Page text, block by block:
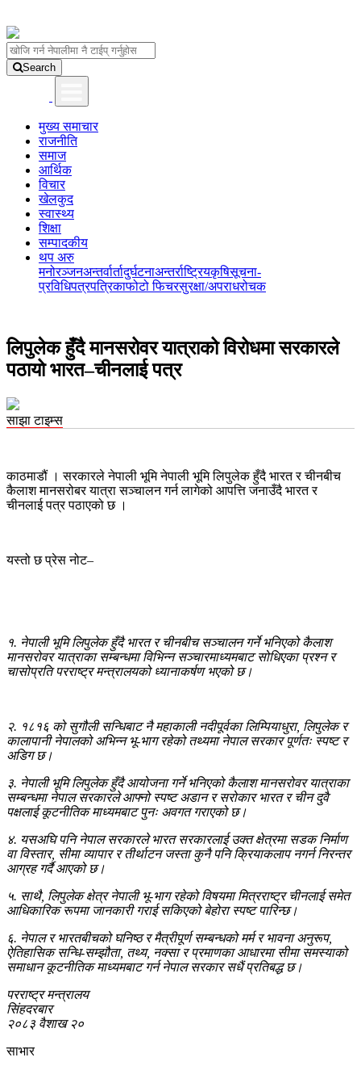
Search
मुख्य समाचार
राजनीति
समाज
आर्थिक
विचार
खेलकुद
स्वास्थ्य
शिक्षा
सम्पादकीय
थप अरु
मनोरञ्जनअन्तर्वार्तादुर्घटनाअन्तर्राष्ट्रियकृषिसूचना-
प्रविधिपत्रपत्रिकाफोटो फिचरसुरक्षा/अपराधरोचक
लिपुलेक हुँदै मानसरोवर यात्राको विरोधमा सरकारले
पठायो भारत–चीनलाई पत्र
साझा टाइम्स
काठमाडौं । सरकारले नेपाली भूमि नेपाली भूमि लिपुलेक हुँदै भारत र चीनबीच
कैलाश मानसरोबर यात्रा सञ्चालन गर्न लागेको आपत्ति जनाउँदै भारत र
चीनलाई पत्र पठाएको छ ।
यस्तो छ प्रेस नोट–
१. नेपाली भूमि लिपुलेक हुँदै भारत र चीनबीच सञ्चालन गर्ने भनिएको कैलाश
मानसरोवर यात्राका सम्बन्धमा विभिन्न सञ्चारमाध्यमबाट सोधिएका प्रश्न र
चासोप्रति परराष्ट्र मन्त्रालयको ध्यानाकर्षण भएको छ।
२. १८१६ को सुगौली सन्धिबाट नै महाकाली नदीपूर्वका लिम्पियाधुरा, लिपुलेक र
कालापानी नेपालको अभिन्न भू-भाग रहेको तथ्यमा नेपाल सरकार पूर्णतः स्पष्ट र
अडिग छ।
३. नेपाली भूमि लिपुलेक हुँदै आयोजना गर्ने भनिएको कैलाश मानसरोवर यात्राका
सम्बन्धमा नेपाल सरकारले आफ्नो स्पष्ट अडान र सरोकार भारत र चीन दुवै
पक्षलाई कूटनीतिक माध्यमबाट पुनः अवगत गराएको छ।
४. यसअघि पनि नेपाल सरकारले भारत सरकारलाई उक्त क्षेत्रमा सडक निर्माण
वा विस्तार, सीमा व्यापार र तीर्थाटन जस्ता कुनै पनि क्रियाकलाप नगर्न निरन्तर
आग्रह गर्दै आएको छ।
५. साथै, लिपुलेक क्षेत्र नेपाली भू-भाग रहेको विषयमा मित्रराष्ट्र चीनलाई समेत
आधिकारिक रूपमा जानकारी गराई सकिएको बेहोरा स्पष्ट पारिन्छ।
६. नेपाल र भारतबीचको घनिष्ठ र मैत्रीपूर्ण सम्बन्धको मर्म र भावना अनुरूप,
ऐतिहासिक सन्धि-सम्झौता, तथ्य, नक्सा र प्रमाणका आधारमा सीमा समस्याको
समाधान कूटनीतिक माध्यमबाट गर्न नेपाल सरकार सधैं प्रतिबद्ध छ।
परराष्ट्र मन्त्रालय
सिंहदरबार
२०८३ वैशाख २०
साभार